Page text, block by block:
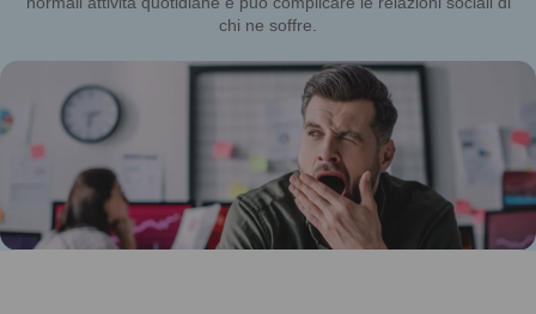
chi ne soffre.